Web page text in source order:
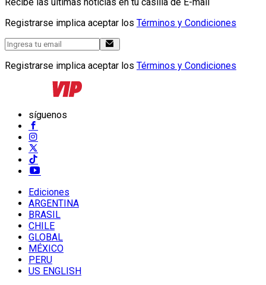
Registrarse implica aceptar los Términos y Condiciones
Registrarse implica aceptar los Términos y Condiciones
síguenos
Ediciones
ARGENTINA
BRASIL
CHILE
GLOBAL
MÉXICO
PERU
US ENGLISH